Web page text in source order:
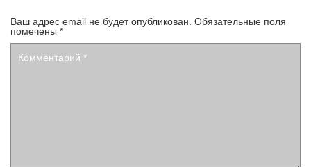
Ваш адрес email не будет опубликован. Обязательные поля
помечены *